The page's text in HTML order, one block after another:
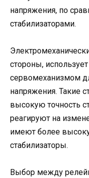
напряжения, по
стабилизаторами.
стороны,
сервомеханизмом
напряжения. Такие
высокую точность
реагируют на
имеют более
стабилизаторы.
Выбор между